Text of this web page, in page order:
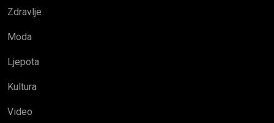
Zdravlje
Moda
Ljepota
Kultura
Video